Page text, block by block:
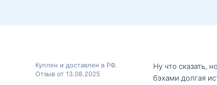
Куплен и доставлен в РФ.
Отзыв от 13.08.2025
Ну что сказать,
бэхами долгая